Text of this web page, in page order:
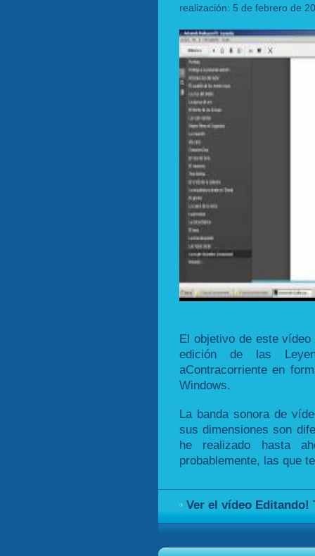
realización: 5 de febrero de
El objetivo de este
edición de las
aContracorriente en
Windows.
La banda sonora de
sus dimensiones son
he realizado hasta
probablemente, las que
Ver el vídeo Editando!